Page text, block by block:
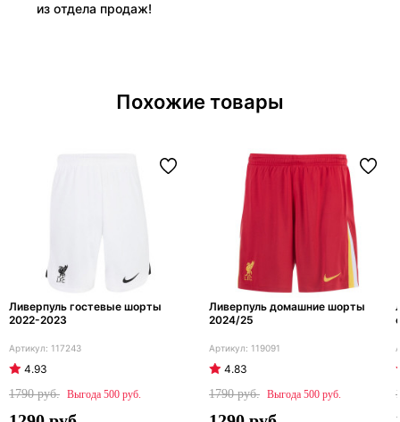
из отдела продаж!
Похожие товары
Ливерпуль гостевые шорты
2022-2023
117243
4.93
1790
500
Ливерпуль домашние шорты
2024/25
119091
4.83
1790
500